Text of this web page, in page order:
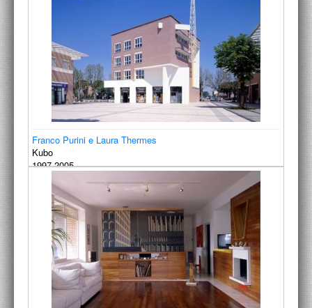
Franco Purini e Laura Thermes
Kubo
1997-2005